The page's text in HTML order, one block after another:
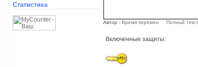
Статистика
Автор -Время перемен Полный текст
Включенные защиты: